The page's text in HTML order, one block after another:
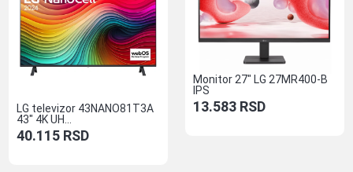
LG televizor 43NANO81T3A
43″ 4K UH...
40.115 RSD
Monitor 27″ LG 27MR400-B
IPS
13.583 RSD